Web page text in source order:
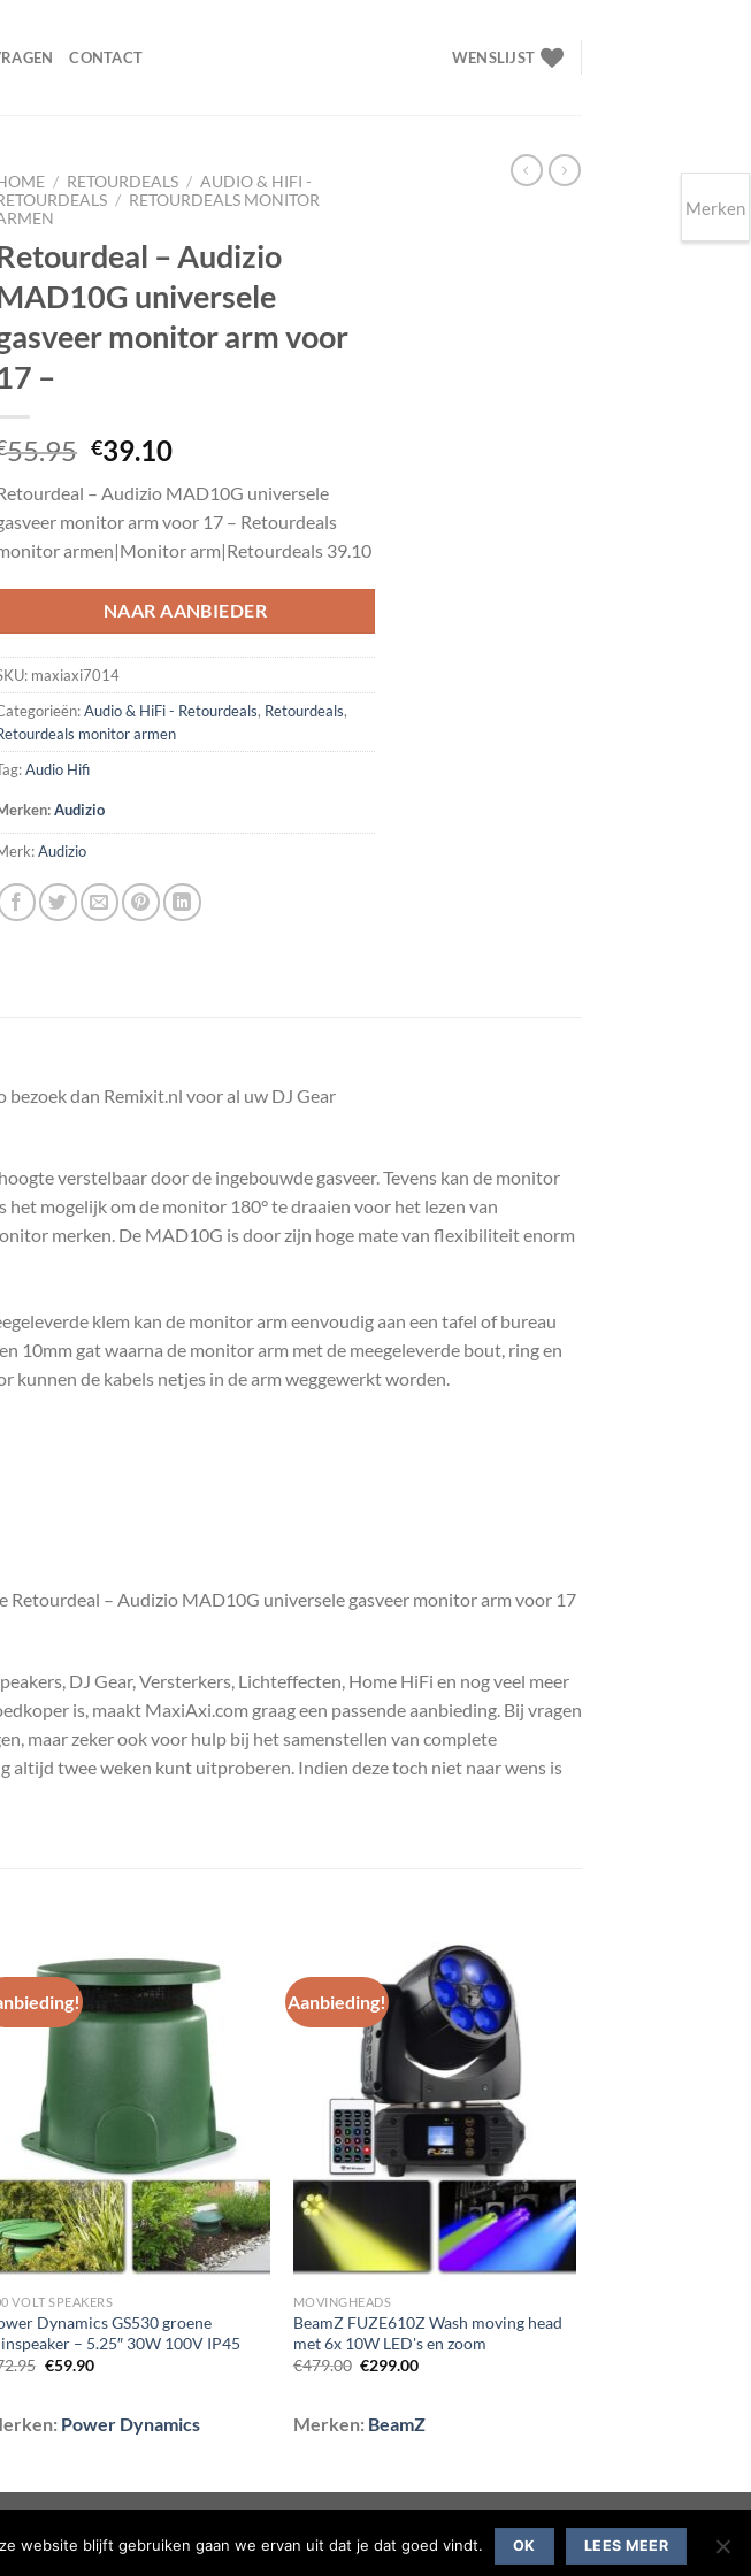
CONTACT WENSLIJST
/ RETOURDEALS / AUDIO & HIFI -
/ RETOURDEALS MONITOR
– Audizio
universele
monitor arm voor
–
55.95 Oorspronkelijke
was:
€55.95.
€39.10Huidige
is:
€39.10.
– Audizio MAD10G universele
monitor arm voor 17 – Retourdeals
armen|Monitor arm|Retourdeals 39.10
NAAR AANBIEDER
maxiaxi7014
Audio & HiFi - Retourdeals, Retourdeals,
monitor armen
Audio Hifi
Audizio
Audizio
dan Remixit.nl voor al uw DJ Gear
verstelbaar door de ingebouwde gasveer. Tevens kan de monitor
mogelijk om de monitor 180° te draaien voor het lezen van
merken. De MAD10G is door zijn hoge mate van flexibiliteit enorm
klem kan de monitor arm eenvoudig aan een tafel of bureau
10mm gat waarna de monitor arm met de meegeleverde bout, ring en
kunnen de kabels netjes in de arm weggewerkt worden.
Retourdeal – Audizio MAD10G universele gasveer monitor arm voor 17
DJ Gear, Versterkers, Lichteffecten, Home HiFi en nog veel meer
is, maakt MaxiAxi.com graag een passende aanbieding. Bij vragen
maar zeker ook voor hulp bij het samenstellen van complete
twee weken kunt uitproberen. Indien deze toch niet naar wens is
Toevoegen
aan
wenslijst
VOLT SPEAKERS
Dynamics GS530 groene
– 5.25″ 30W 100V IP45
Oorspronkelijke
€59.90Huidige
Power Dynamics
Aanbieding!
Toevoegen
MOVINGHEADS
BeamZ FUZE610Z Wash moving head
met 6x 10W LED's en zoom
€479.00 Oorspronkelijke
€299.00Huidige
Merken: BeamZ
Merken
website blijft gebruiken gaan we ervan uit dat je dat goed vindt. OK LEES MEER